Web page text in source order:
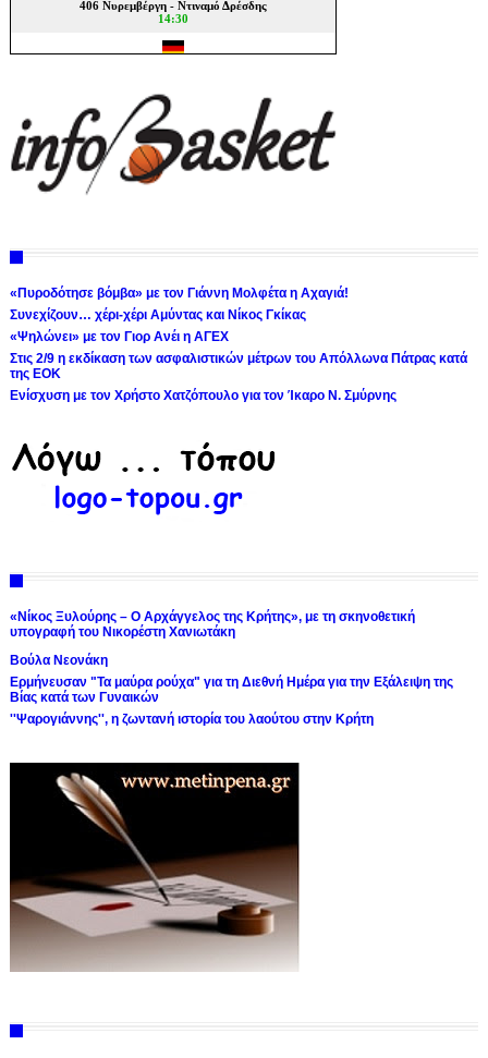
«Πυροδότησε βόμβα» με τον Γιάννη Μολφέτα η Αχαγιά!
Συνεχίζουν… χέρι-χέρι Αμύντας και Νίκος Γκίκας
«Ψηλώνει» με τον Γιορ Ανέι η ΑΓΕΧ
Στις 2/9 η εκδίκαση των ασφαλιστικών μέτρων του Απόλλωνα Πάτρας κατά
της ΕΟΚ
Ενίσχυση με τον Χρήστο Χατζόπουλο για τον Ίκαρο Ν. Σμύρνης
«Νίκος Ξυλούρης – Ο Αρχάγγελος της Κρήτης», με τη σκηνοθετική
υπογραφή του Νικορέστη Χανιωτάκη
Βούλα Νεονάκη
Ερμήνευσαν "Τα μαύρα ρούχα" για τη Διεθνή Ημέρα για την Εξάλειψη της
Βίας κατά των Γυναικών
''Ψαρογιάννης'', η ζωντανή ιστορία του λαούτου στην Κρήτη